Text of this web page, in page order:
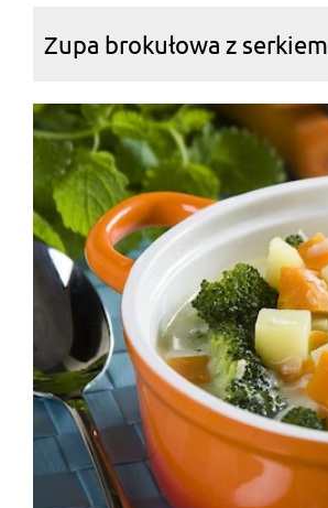
Zupa brokułowa z serkiem